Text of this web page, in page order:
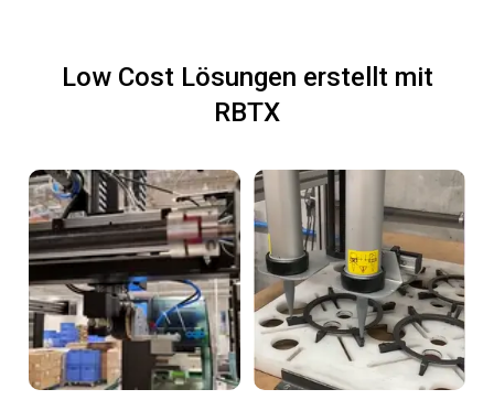
Low Cost Lösungen erstellt mit
RBTX